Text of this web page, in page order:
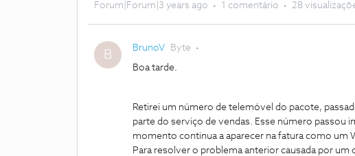
Forum|Forum|3 years ago 1 comentário 28
B BrunoV Byte
Boa tarde.
Retirei um número de telemóvel do pacote,
parte do serviço de vendas. Esse número passou
momento continua a aparecer na fatura como um
Para resolver o problema anterior causada por um